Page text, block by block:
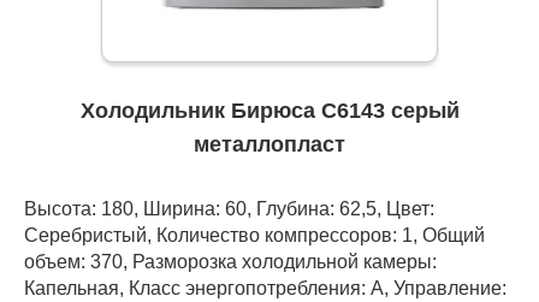
Холодильник Бирюса C6143 серый
металлопласт
Высота: 180, Ширина: 60, Глубина: 62,5, Цвет:
Серебристый, Количество компрессоров: 1, Общий
объем: 370, Разморозка холодильной камеры:
Капельная, Класс энергопотребления: А, Управление: